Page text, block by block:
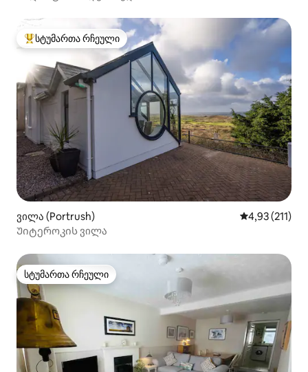
სტუმართა რჩეული მოწინავე ვარიანტი
სტუმართა რჩეული
ვილა (Portrush) საშუალო
4,93 (211)
Უიტეროკის ვილა
სტუმართა რჩეული
სტუმართა რჩეული